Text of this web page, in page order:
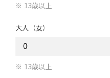
13歳以上
大人（女）
13歳以上